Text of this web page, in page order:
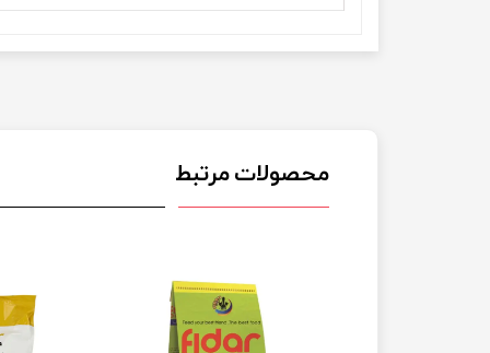
محصولات مرتبط